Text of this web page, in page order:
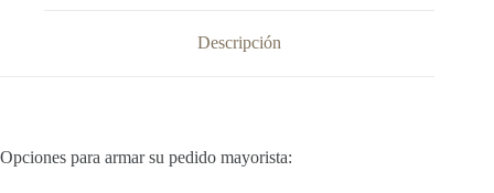
Descripción
Opciones para armar su pedido mayorista: